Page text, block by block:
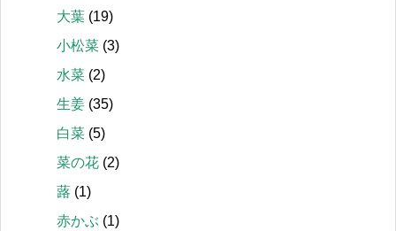
大葉 (19)
小松菜 (3)
水菜 (2)
生姜 (35)
白菜 (5)
菜の花 (2)
蕗 (1)
赤かぶ (1)